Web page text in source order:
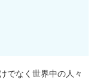
でなく世界中の人々